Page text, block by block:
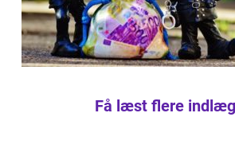
Få læst flere